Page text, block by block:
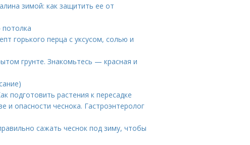
зимой: как защитить ее от
горького перца с уксусом, солью и
грунте. Знакомьтесь — красная и
подготовить растения к пересадке
и опасности чеснока. Гастроэнтеролог
сажать чеснок под зиму, чтобы